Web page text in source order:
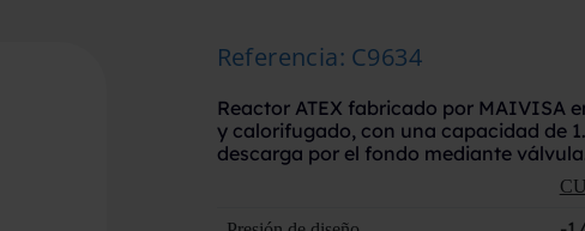
Referencia: C9634
Reactor ATEX fabricado por MAIVISA
y calorifugado, con una capacidad de
descarga por el fondo mediante